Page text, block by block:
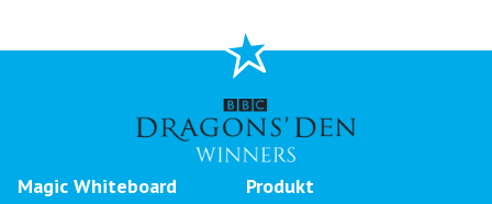
Magic Whiteboard Produkt